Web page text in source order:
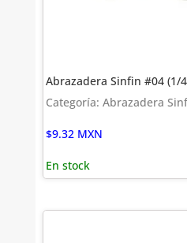
Abrazadera Sinfin #04 (1/
Categoría: Abrazadera
$9.32 MXN
En stock